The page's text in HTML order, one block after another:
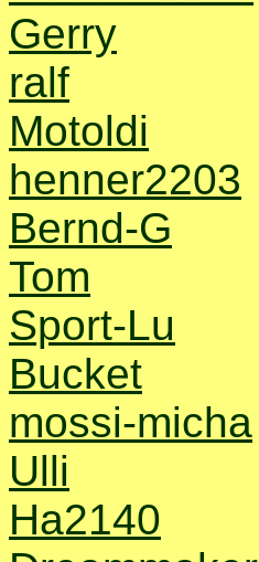
Gerry
ralf
Motoldi
henner2203
Bernd-G
Tom
Sport-Lu
Bucket
mossi-micha
Ulli
Ha2140